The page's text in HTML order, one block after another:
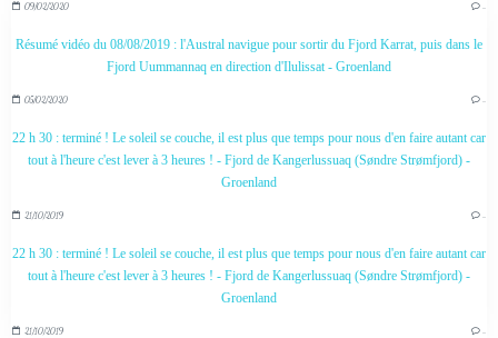
09/02/2020 …
Résumé vidéo du 08/08/2019 : l'Austral navigue pour sortir du Fjord Karrat, puis dans le
Fjord Uummannaq en direction d'Ilulissat - Groenland
05/02/2020 …
22 h 30 : terminé ! Le soleil se couche, il est plus que temps pour nous d'en faire autant car
tout à l'heure c'est lever à 3 heures ! - Fjord de Kangerlussuaq (Søndre Strømfjord) -
Groenland
21/10/2019 …
22 h 30 : terminé ! Le soleil se couche, il est plus que temps pour nous d'en faire autant car
tout à l'heure c'est lever à 3 heures ! - Fjord de Kangerlussuaq (Søndre Strømfjord) -
Groenland
21/10/2019 …